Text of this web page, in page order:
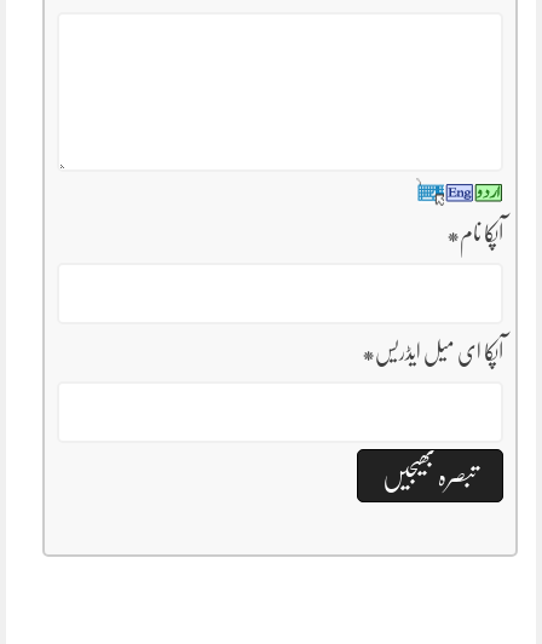
آپکا نام*
آپکا ای میل ایڈریس*